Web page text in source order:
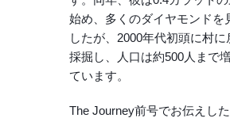
始め、多くのダイヤモンドを
したが、2000年代初頭に村
採掘し、人口は約500人まで
ています。
The Journey前号でお伝えし